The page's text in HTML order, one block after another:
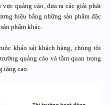
quảng cáo, đưa ra các giải phát
hiệu bằng những sản phẩm đặc
phẩm khác.
khảo sát khách hàng, chúng tôi
quảng cáo và tầm quan trọng
tăng cao.